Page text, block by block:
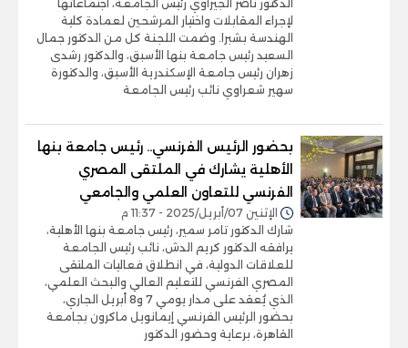
الدكتور ناصر الجيزاوي رئيس الجامعة، اجتماعاتها
لإجراء المقابلات واختيار المرشحين لعمادة كلية
الهندسة بشبرا. وضمت اللجنة كل من الدكتور جمال
السعيد رئيس جامعة بنها الأسبق، والدكتور رشدى
زهران رئيس جامعة الإسكندرية الأسبق، والدكتورة
سهير شعراوي نائب رئيس الجامعة
بحضور الرئيس الفرنسي.. رئيس جامعة بنها
الأهلية يشارك في الملتقى المصري
الفرنسي للتعاون العلمي والجامعي
الإثنين 07/أبريل/2025 - 11:37 م
شارك الدكتور تامر سمير، رئيس جامعة بنها الأهلية،
يرافقه الدكتور كريم الدش، نائب رئيس الجامعة
للعلاقات الدولية، في انطلاق فعاليات الملتقى
المصري الفرنسي للتعليم العالي والبحث العلمي،
الذي يُعقد على مدار يومي 7 و8 أبريل الجاري،
بحضور الرئيس الفرنسي إيمانويل ماكرون بجامعة
القاهرة، برعاية وحضور الدكتور